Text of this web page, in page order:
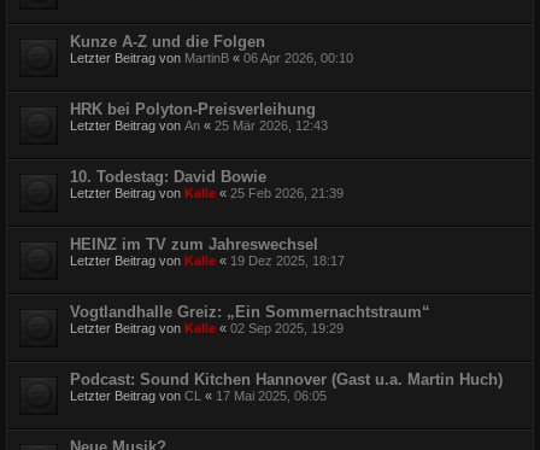
Kunze A-Z und die Folgen
Letzter Beitrag von MartinB « 06 Apr 2026, 00:10
HRK bei Polyton-Preisverleihung
Letzter Beitrag von An « 25 Mär 2026, 12:43
10. Todestag: David Bowie
Letzter Beitrag von Kalle « 25 Feb 2026, 21:39
HEINZ im TV zum Jahreswechsel
Letzter Beitrag von Kalle « 19 Dez 2025, 18:17
Vogtlandhalle Greiz: „Ein Sommernachtstraum“
Letzter Beitrag von Kalle « 02 Sep 2025, 19:29
Podcast: Sound Kitchen Hannover (Gast u.a. Martin Huch)
Letzter Beitrag von CL « 17 Mai 2025, 06:05